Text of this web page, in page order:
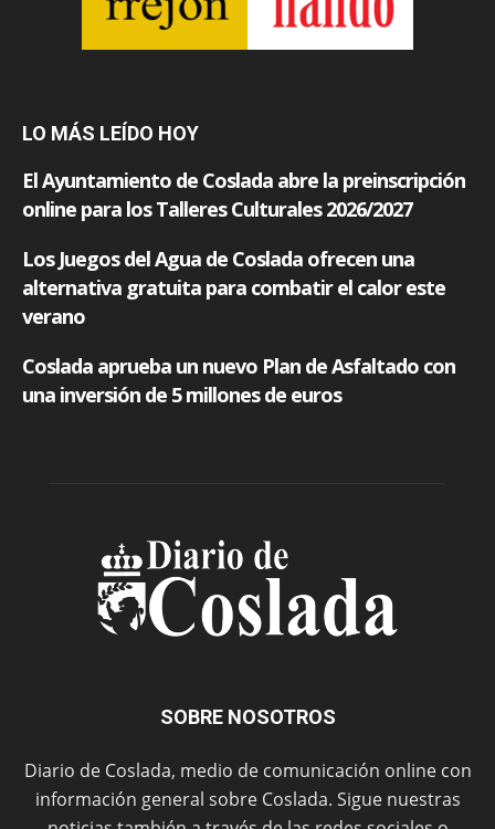
LO MÁS LEÍDO HOY
SOBRE NOSOTROS
Diario de Coslada, medio de comunicación online con
información general sobre Coslada. Sigue nuestras